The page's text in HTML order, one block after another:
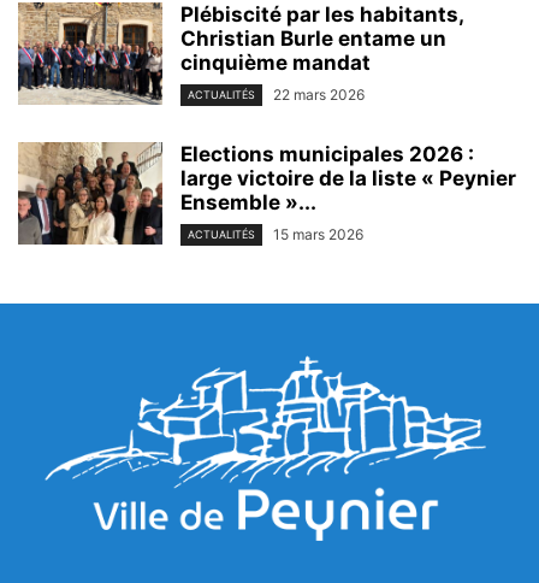
Plébiscité par les habitants,
Christian Burle entame un
cinquième mandat
ACTUALITÉS 22 mars 2026
Elections municipales 2026 :
large victoire de la liste « Peynier
Ensemble »...
ACTUALITÉS 15 mars 2026